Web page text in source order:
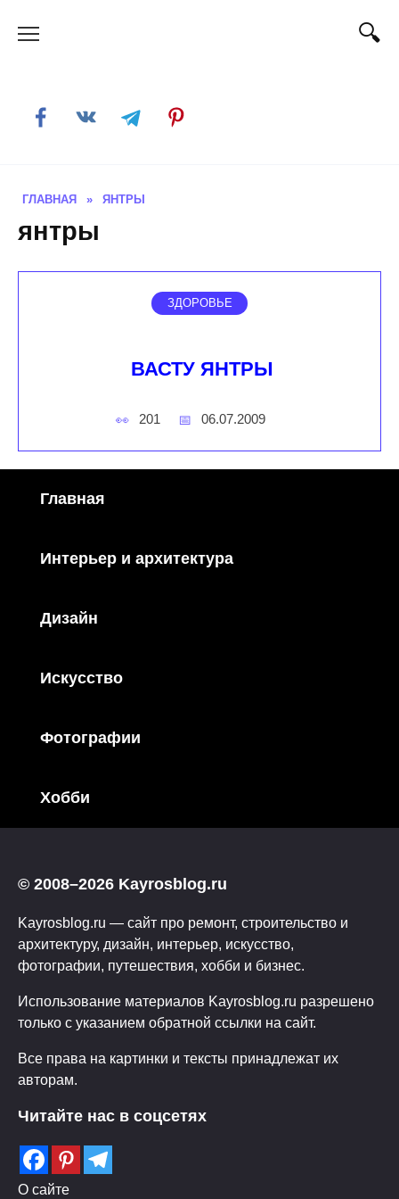
ГЛАВНАЯ » ЯНТРЫ
янтры
ЗДОРОВЬЕ
ВАСТУ ЯНТРЫ
201 06.07.2009
Главная
Интерьер и архитектура
Дизайн
Искусство
Фотографии
Хобби
© 2008–2026 Kayrosblog.ru
Kayrosblog.ru — сайт про ремонт, строительство и
архитектуру, дизайн, интерьер, искусство,
фотографии, путешествия, хобби и бизнес.
Использование материалов Kayrosblog.ru разрешено
только с указанием обратной ссылки на сайт.
Все права на картинки и тексты принадлежат их
авторам.
Читайте нас в соцсетях
О сайте